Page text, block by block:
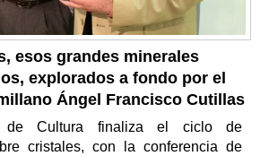
esos grandes minerales
explorados a fondo por el
Ángel Francisco Cutillas
de Cultura finaliza el ciclo de
cristales, con la conferencia de